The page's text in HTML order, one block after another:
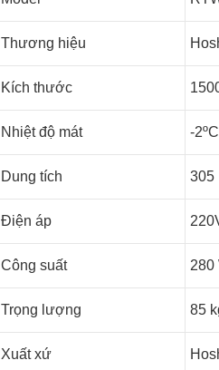
Thương hiệu
Kích thước
Nhiệt độ mát -
Dung tích 305
Điện áp
Công suất 280
Trọng lượng 85
Xuất xứ